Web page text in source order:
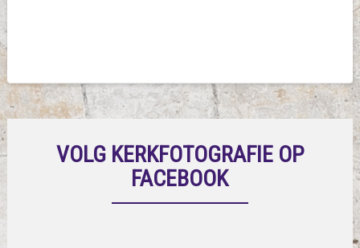
VOLG KERKFOTOGRAFIE OP
FACEBOOK